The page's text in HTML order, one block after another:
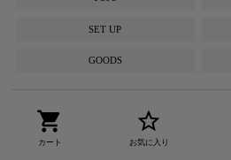
SET UP
GOODS
shopping_cart
カート
star_border
お気に入り